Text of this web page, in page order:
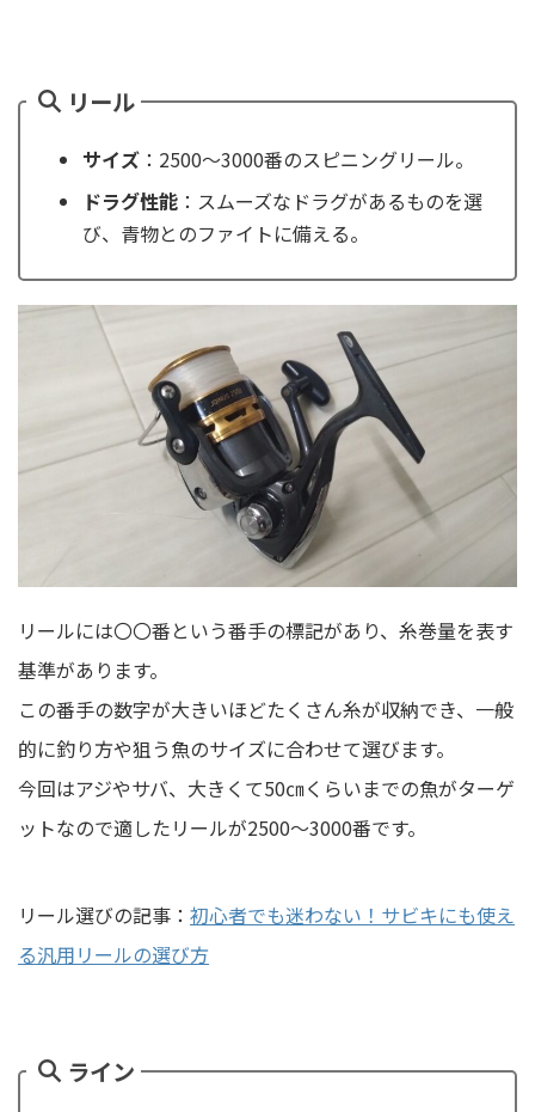
リール
サイズ ：2500〜3000番のスピニングリール。
ドラグ性能 ：スムーズなドラグがあるものを選
び、青物とのファイトに備える。
リールには〇〇番という番手の標記があり、糸巻量を表す
基準があります。
この番手の数字が大きいほどたくさん糸が収納でき、一般
的に釣り方や狙う魚のサイズに合わせて選びます。
今回はアジやサバ、大きくて50㎝くらいまでの魚がターゲ
ットなので適したリールが2500～3000番です。
リール選びの記事： 初心者でも迷わない！サビキにも使え
る汎用リールの選び方
ライン